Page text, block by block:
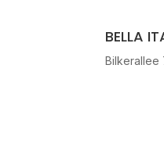
BELLA
Bilkerallee